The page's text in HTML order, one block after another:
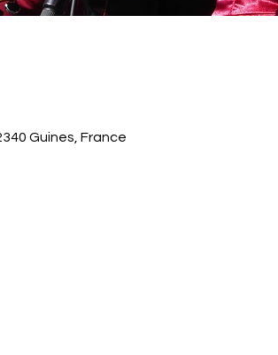
Guines, France